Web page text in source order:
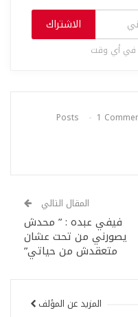
الاشتراك
في أي وقت
1
المقال التالي
فيفي عبده : ” محدش
يصورني من تحت عشان
متعقدش من حياتي”
المزيد عن المؤلف